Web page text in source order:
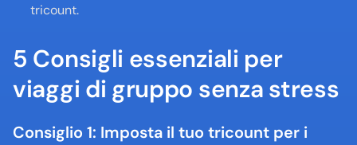
tricount.
5 Consigli essenziali per
viaggi di gruppo senza stress
Consiglio 1: Imposta il tuo tricount per i